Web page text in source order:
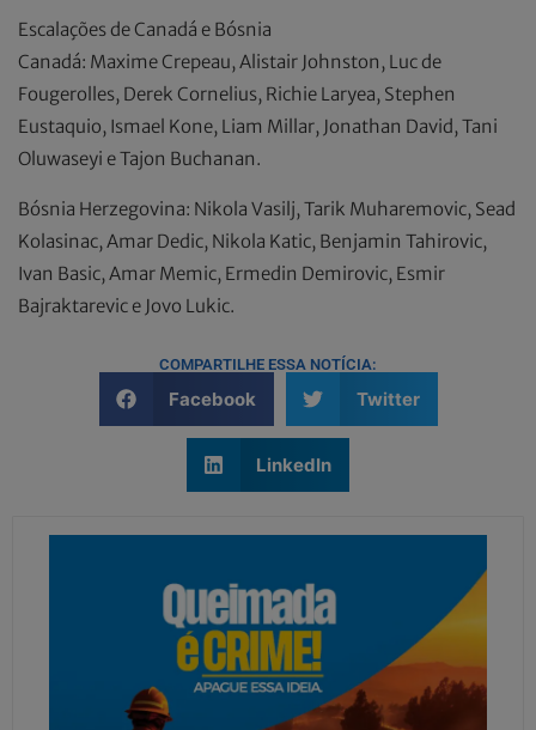
Escalações de Canadá e Bósnia
Canadá: Maxime Crepeau, Alistair Johnston, Luc de
Fougerolles, Derek Cornelius, Richie Laryea, Stephen
Eustaquio, Ismael Kone, Liam Millar, Jonathan David, Tani
Oluwaseyi e Tajon Buchanan.
Bósnia Herzegovina: Nikola Vasilj, Tarik Muharemovic, Sead
Kolasinac, Amar Dedic, Nikola Katic, Benjamin Tahirovic,
Ivan Basic, Amar Memic, Ermedin Demirovic, Esmir
Bajraktarevic e Jovo Lukic.
COMPARTILHE ESSA NOTÍCIA:
Facebook Twitter
LinkedIn